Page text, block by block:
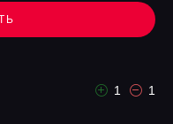
1 1